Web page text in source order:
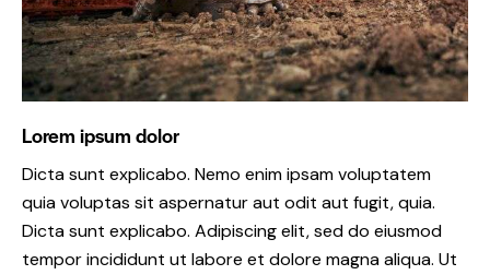
Lorem ipsum dolor
Dicta sunt explicabo. Nemo enim ipsam voluptatem
quia voluptas sit aspernatur aut odit aut fugit, quia.
Dicta sunt explicabo. Adipiscing elit, sed do eiusmod
tempor incididunt ut labore et dolore magna aliqua. Ut